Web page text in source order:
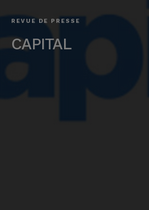
REVUE DE PRESSE
CAPITAL